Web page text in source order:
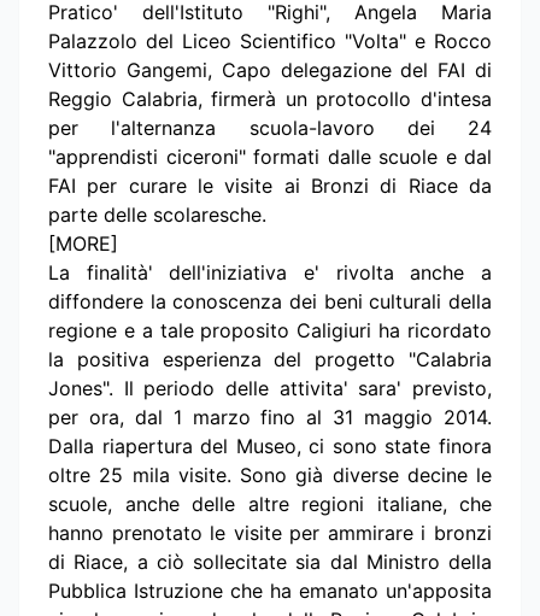
Pratico' dell'Istituto "Righi", Angela Maria
Palazzolo del Liceo Scientifico "Volta" e Rocco
Vittorio Gangemi, Capo delegazione del FAI di
Reggio Calabria, firmerà un protocollo d'intesa
per l'alternanza scuola-lavoro dei 24
"apprendisti ciceroni" formati dalle scuole e dal
FAI per curare le visite ai Bronzi di Riace da
parte delle scolaresche.
[MORE]
La finalità' dell'iniziativa e' rivolta anche a
diffondere la conoscenza dei beni culturali della
regione e a tale proposito Caligiuri ha ricordato
la positiva esperienza del progetto "Calabria
Jones". Il periodo delle attivita' sara' previsto,
per ora, dal 1 marzo fino al 31 maggio 2014.
Dalla riapertura del Museo, ci sono state finora
oltre 25 mila visite. Sono già diverse decine le
scuole, anche delle altre regioni italiane, che
hanno prenotato le visite per ammirare i bronzi
di Riace, a ciò sollecitate sia dal Ministro della
Pubblica Istruzione che ha emanato un'apposita